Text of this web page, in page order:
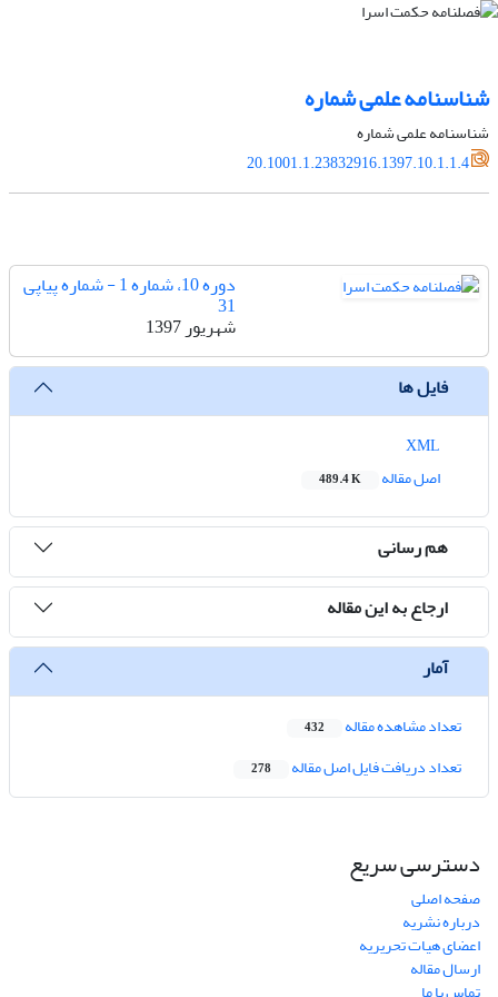
شناسنامه علمی شماره
شناسنامه علمی شماره
20.1001.1.23832916.1397.10.1.1.4
دوره 10، شماره 1 - شماره پیاپی
31
شهریور 1397
فایل ها
اصل مقاله
489.4 K
هم رسانی
ارجاع به این مقاله
آمار
تعداد مشاهده مقاله 432
تعداد دریافت فایل اصل مقاله 278
دسترسی سریع
صفحه اصلی
درباره نشریه
اعضای هیات تحریریه
ارسال مقاله